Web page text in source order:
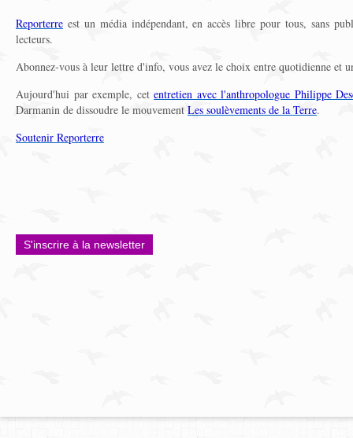
Reporterre est un média indépendant, en accès libre pour tous, sans
lecteurs.
Abonnez-vous à leur lettre d'info, vous avez le choix entre quotidienne et
Aujourd'hui par exemple, cetentretien avec l'anthropologue Philippe
Darmanin de dissoudre le mouvement Les soulèvements de la Terre.
Soutenir Reporterre
S'inscrire à la newsletter